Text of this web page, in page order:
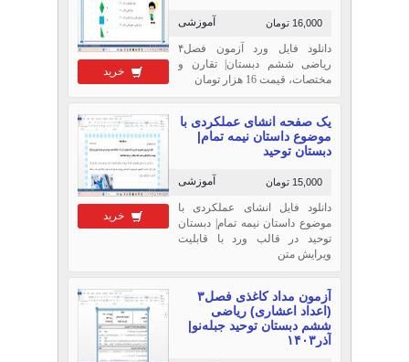
خرید
آموزشی 16,000 تومان
دانلود فایل ورد آزمون فصل۴
ریاضی ششم دبستان| تقارن و
مختصات، قیمت 16 هزار تومان
خرید
یک صفحه انشای عملکردی با
موضوع داستان نیمه تمام|
دبستان توحید
آموزشی 15,000 تومان
دانلود فایل انشای عملکردی با
موضوع داستان نیمه تمام| دبستان
توحید در قالب ورد با قابلیت
ویرایش متن
آزمون مداد کاغذی فصل۳
(اعداد اعشاری) ریاضی
ششم دبستان توحید جبله‌نو|
آذر۱۴۰۳